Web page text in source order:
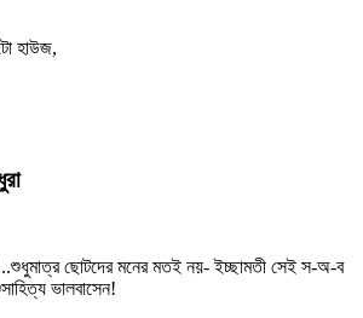
হাউজ,
ছোটদের মনের মতই নয়- ইচ্ছামতী সেই স-অ-ব
ভালবাসেন!